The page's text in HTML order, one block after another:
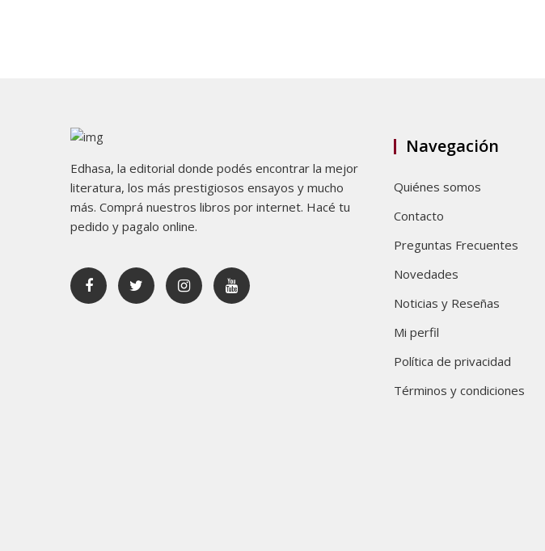
Edhasa, la editorial donde podés encontrar la mejor
literatura, los más prestigiosos ensayos y mucho
más. Comprá nuestros libros por internet. Hacé tu
pedido y pagalo online.
Navegación
Quiénes somos
Contacto
Preguntas Frecuentes
Novedades
Noticias y Reseñas
Mi perfil
Política de privacidad
Términos y condiciones